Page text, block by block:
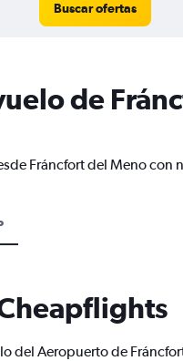
Buscar ofertas
de
Fráncfort del Meno
del Aeropuerto de